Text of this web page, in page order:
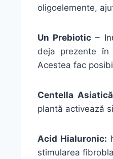
oligoelemente,
Un Prebiotic –
deja prezente
Acestea fac
Centella Asiatică
plantă activează
Acid Hialuronic:
stimularea